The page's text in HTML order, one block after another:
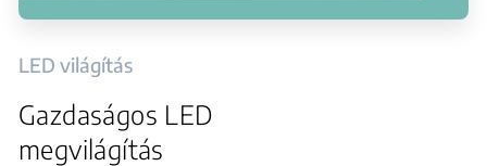
LED világítás
Gazdaságos LED
megvilágítás